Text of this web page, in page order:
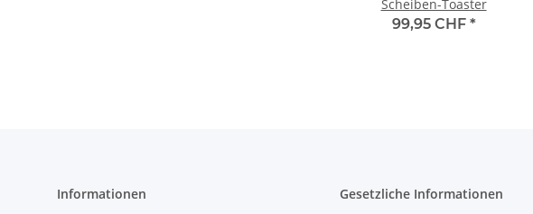
Scheiben-Toaster
99,95 CHF *
Informationen Gesetzliche Informationen